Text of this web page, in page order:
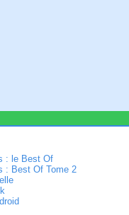
: le Best Of
: Best Of Tome 2